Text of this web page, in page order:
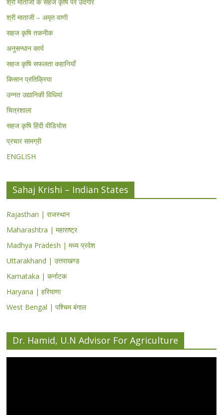
श्री माताजी – अमृत वाणी
सहज कृषि तकनीक
अनुसन्धान कार्य
सहज कृषि सफलता कहानियाँ
किसान प्रतिक्रिया
उन्नत उद्यानिकी विधियां
चित्रशाला
सहज कृषि हिंदी वीडियोस
प्रचार सामग्री
ENGLISH
Sahaj Krishi – Indian States
Rajasthan | राजस्थान
Maharashtra | महाराष्ट्र
Madhya Pradesh | मध्य प्रदेश
Uttarakhand | उत्तराखण्ड
Karnataka | कर्नाटक
Haryana | हरियाणा
West Bengal | पश्चिम बंगाल
Dr. Hamid, U.N Advisor For Agriculture